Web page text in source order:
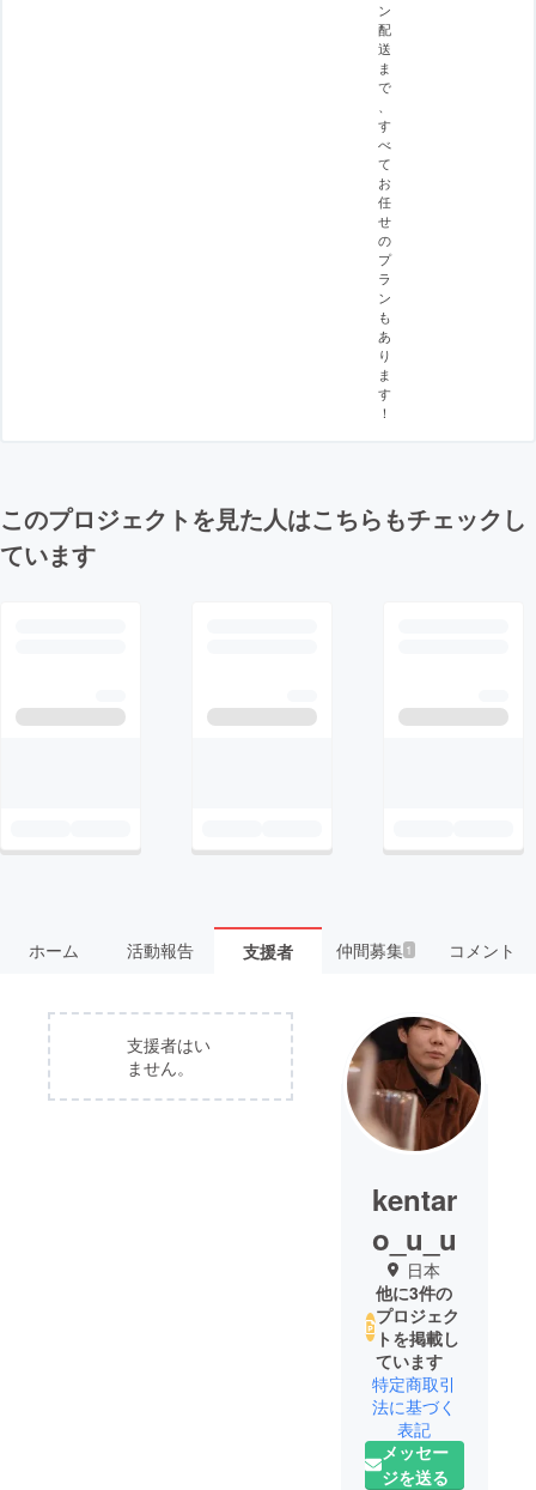
ン
配
送
ま
で
、
す
べ
て
お
任
せ
の
プ
ラ
ン
も
あ
り
ま
す
！
このプロジェクトを見た人はこちらもチェックし
ています
ホーム 活動報告 支援者 仲間募集 1 コメント
支援者はい
ません。
kentar
o_u_u
日本
他に3件の
プロジェク
トを掲載し
ています
特定商取引
法に基づく
表記
メッセー
ジを送る